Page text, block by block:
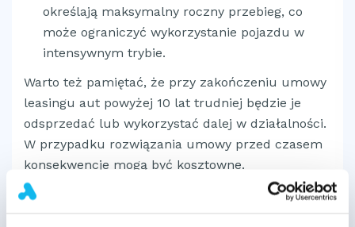
określają maksymalny roczny przebieg, co
może ograniczyć wykorzystanie pojazdu w
intensywnym trybie.
Warto też pamiętać, że przy zakończeniu umowy
leasingu aut powyżej 10 lat trudniej będzie je
odsprzedać lub wykorzystać dalej w działalności.
W przypadku rozwiązania umowy przed czasem
konsekwencje mogą być kosztowne.